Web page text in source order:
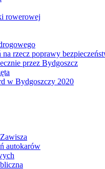
rowerowej
na rzecz poprawy
przez Bydgoszcz
w Bydgoszczy 2020
autokarów